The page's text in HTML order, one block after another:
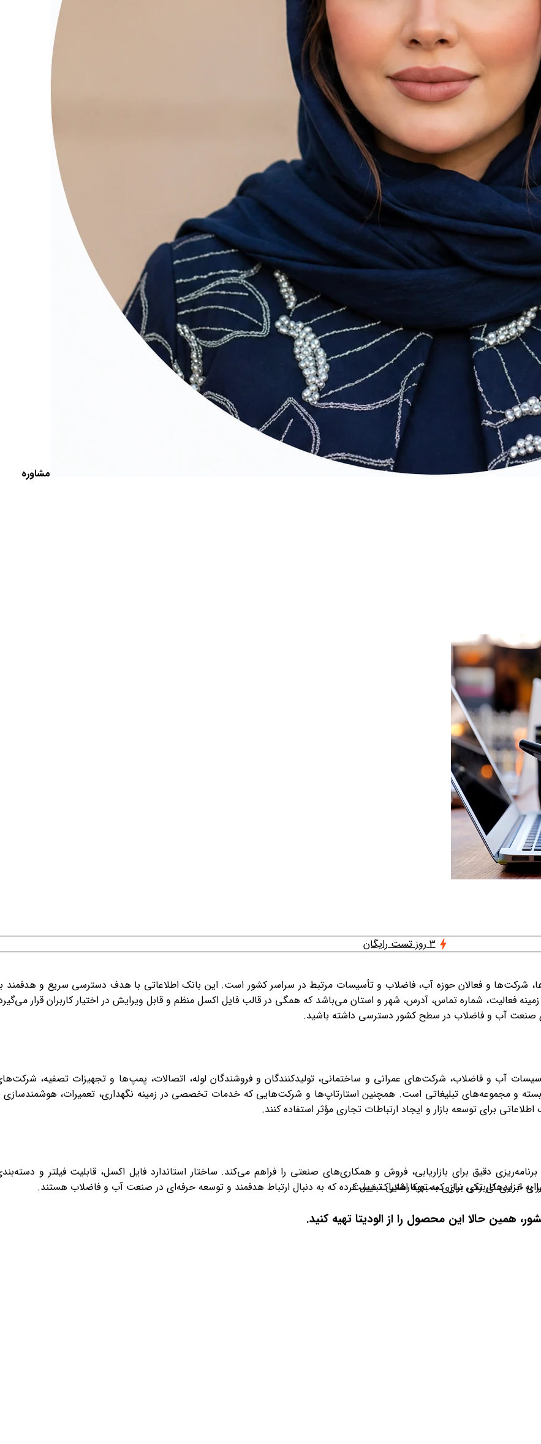
مشاوره
3 روز تست رایگان
شرکت‌ها و فعالان حوزه آب، فاضلاب و تأسیسات مرتبط در سراسر کشور است. این بانک اطلاعاتی با هدف دسترسی سریع و هدفمند
فعالیت، شماره تماس، آدرس، شهر و استان می‌باشد که همگی در قالب فایل اکسل منظم و قابل ویرایش در اختیار کاربران قرار
صنعت آب و فاضلاب در سطح کشور دسترسی داشته باشید.
آب و فاضلاب، شرکت‌های عمرانی و ساختمانی، تولیدکنندگان و فروشندگان لوله، اتصالات، پمپ‌ها و تجهیزات تصفیه،
و مجموعه‌های تبلیغاتی است. همچنین استارتاپ‌ها و شرکت‌هایی که خدمات تخصصی در زمینه نگهداری، تعمیرات، هوشمندسازی
برای توسعه بازار و ایجاد ارتباطات تجاری مؤثر استفاده کنند.
دقیق برای بازاریابی، فروش و همکاری‌های صنعتی را فراهم می‌کند. ساختار استاندارد فایل اکسل، قابلیت فیلتر و
کاربردی برای کسب‌وکارهایی تبدیل کرده که به دنبال ارتباط هدفمند و توسعه حرفه‌ای در صنعت آب و فاضلاب هستند.
همین حالا این محصول را از الودیتا تهیه کنید.
خریدهای تکی نیازی به تهیه اشتراک نیست.